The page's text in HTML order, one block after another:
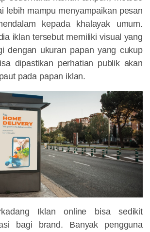
lebih mampu menyampaikan pesan
kepada khalayak umum.
iklan tersebut memiliki visual yang
dengan ukuran papan yang cukup
dipastikan perhatian publik akan
pada papan iklan.
Iklan online bisa sedikit
bagi brand. Banyak pengguna